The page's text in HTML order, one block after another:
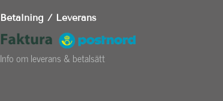
Betalning / Leverans
Info om leverans & betalsätt